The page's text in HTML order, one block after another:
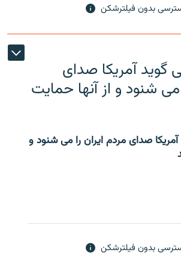
بدون فیلترشکن
گوید آمریکا صدای
می شنود و از آنها حمایت
صدای مردم ایران را می شنود و
بدون فیلترشکن